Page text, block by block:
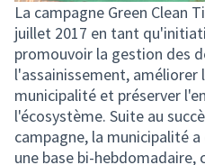
La campagne Green Clean
juillet 2017 en tant
promouvoir la gestion des
l'assainissement, améliorer
municipalité et préserver
l'écosystème. Suite au
campagne, la municipalité
une base bi-hebdomadaire,